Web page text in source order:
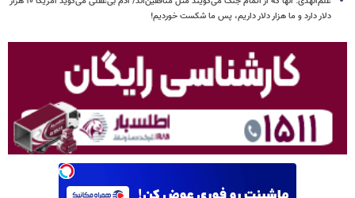
دلار دارد و ما هزار دلار داریم، پس ما شکست خوردیم!